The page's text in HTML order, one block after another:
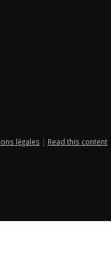
légales | Read this content